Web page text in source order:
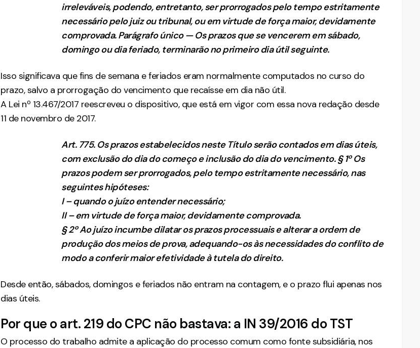
irreleváveis, podendo, entretanto, ser prorrogados pelo tempo estritamente
necessário pelo juiz ou tribunal, ou em virtude de força maior, devidamente
comprovada. Parágrafo único — Os prazos que se vencerem em sábado,
domingo ou dia feriado, terminarão no primeiro dia útil seguinte.
Isso significava que fins de semana e feriados eram normalmente computados no curso do
prazo, salvo a prorrogação do vencimento que recaísse em dia não útil.
A Lei nº 13.467/2017 reescreveu o dispositivo, que está em vigor com essa nova redação desde
11 de novembro de 2017.
Art. 775. Os prazos estabelecidos neste Título serão contados em dias úteis,
com exclusão do dia do começo e inclusão do dia do vencimento. § 1º Os
prazos podem ser prorrogados, pelo tempo estritamente necessário, nas
seguintes hipóteses:
I – quando o juízo entender necessário;
II – em virtude de força maior, devidamente comprovada.
§ 2º Ao juízo incumbe dilatar os prazos processuais e alterar a ordem de
produção dos meios de prova, adequando-os às necessidades do conflito de
modo a conferir maior efetividade à tutela do direito.
Desde então, sábados, domingos e feriados não entram na contagem, e o prazo flui apenas nos
dias úteis.
Por que o art. 219 do CPC não bastava: a IN 39/2016 do TST
O processo do trabalho admite a aplicação do processo comum como fonte subsidiária, nos